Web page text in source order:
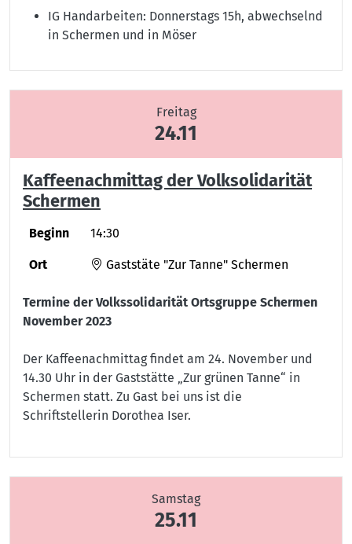
IG Handarbeiten: Donnerstags 15h, abwechselnd
in Schermen und in Möser
Freitag
24.11
Kaffeenachmittag der Volksolidarität
Schermen
Beginn 14:30
Ort Gaststäte "Zur Tanne" Schermen
Termine der Volkssolidarität Ortsgruppe Schermen
November 2023
Der Kaffeenachmittag findet am 24. November und
14.30 Uhr in der Gaststätte „Zur grünen Tanne“ in
Schermen statt. Zu Gast bei uns ist die
Schriftstellerin Dorothea Iser.
Samstag
25.11